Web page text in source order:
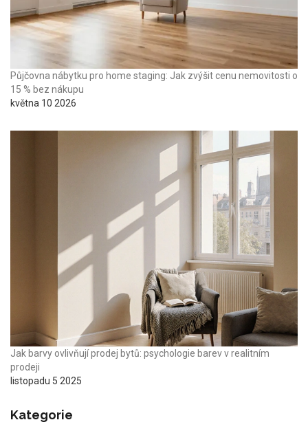
Půjčovna nábytku pro home staging: Jak zvýšit cenu nemovitosti o
15 % bez nákupu
května 10 2026
Jak barvy ovlivňují prodej bytů: psychologie barev v realitním
prodeji
listopadu 5 2025
Kategorie